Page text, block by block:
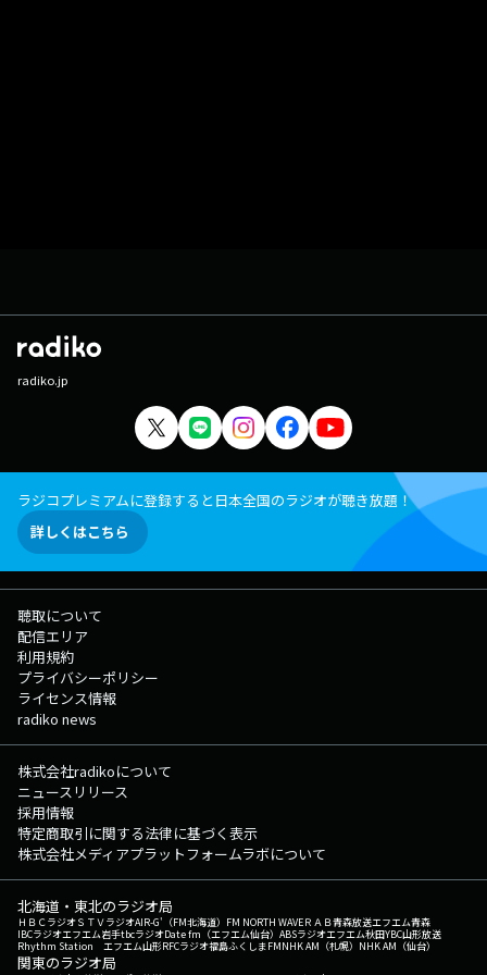
radiko.jp
ラジコプレミアムに登録すると日本全国のラジオが聴き放題！
詳しくはこちら
聴取について
配信エリア
利用規約
プライバシーポリシー
ライセンス情報
radiko news
株式会社radikoについて
ニュースリリース
採用情報
特定商取引に関する法律に基づく表示
株式会社メディアプラットフォームラボについて
北海道・東北のラジオ局
ＨＢＣラジオＳＴＶラジオAIR-G'（FM北海道） FM NORTH WAVEＲＡＢ青森放送エフエム青森
IBCラジオエフエム岩手tbcラジオDate fm（エフエム仙台） ABSラジオエフエム秋田YBC山形放送
Rhythm Station エフエム山形RFCラジオ福島ふくしまFMNHK AM（札幌） NHK AM（仙台）
関東のラジオ局